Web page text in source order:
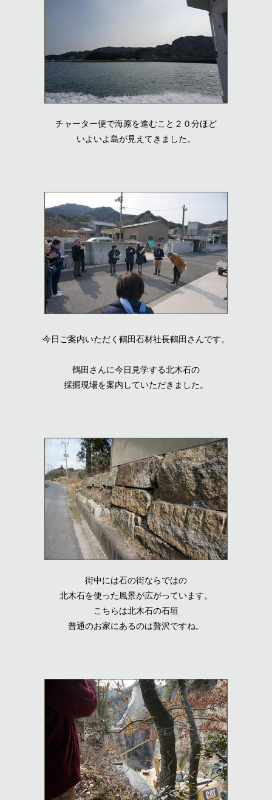
チャーター便で海原を進むこと２０分ほど
いよいよ島が見えてきました。
今日ご案内いただく鶴田石材社長鶴田さんです。
鶴田さんに今日見学する北木石の
採掘現場を案内していただきました。
街中には石の街ならではの
北木石を使った風景が広がっています。
こちらは北木石の石垣
普通のお家にあるのは贅沢ですね。